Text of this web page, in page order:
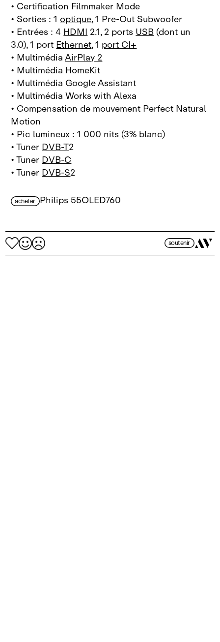
• Certification Filmmaker Mode
• Sorties : 1optique, 1 Pre‑Out Subwoofer
• Entrées : 4HDMI2.1, 2 portsUSB(dont un
3.0), 1 portEthernet, 1 port CI+
• MultimédiaAirPlay 2
• Multimédia HomeKit
• Multimédia Google Assistant
• Multimédia Works with Alexa
• Compensation de mouvement Perfect Natural
Motion
• Pic lumineux : 1 000 nits (3% blanc)
• TunerDVB‑T2
• TunerDVB‑C
• TunerDVB‑S2
acheter Philips 55OLED760
soutenir